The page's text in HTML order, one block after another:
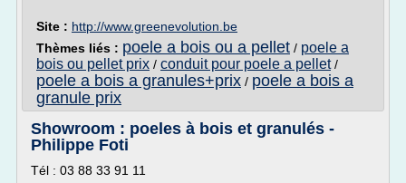
Site : http://www.greenevolution.be
Thèmes liés : poele a bois ou a pellet / poele a
bois ou pellet prix / conduit pour poele a pellet/
poele a bois a granules+prix / poele a bois a
granule prix
Showroom : poeles à bois et granulés -
Philippe Foti
Tél : 03 88 33 91 11